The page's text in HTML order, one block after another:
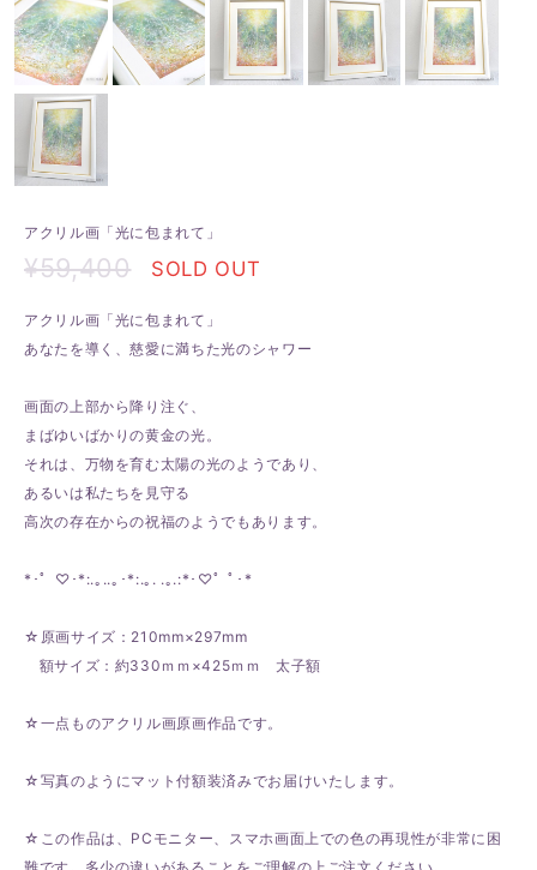
アクリル画「光に包まれて」
¥59,400 SOLD OUT
アクリル画「光に包まれて」
あなたを導く、慈愛に満ちた光のシャワー
画面の上部から降り注ぐ、
まばゆいばかりの黄金の光。
それは、万物を育む太陽の光のようであり、
あるいは私たちを見守る
高次の存在からの祝福のようでもあります。
*･゜♡･*:.｡..｡･*:.｡. .｡.:*･♡゜ﾟ･*
☆原画サイズ：210mm×297mm
額サイズ：約330ｍｍ×425ｍｍ 太子額
☆一点ものアクリル画原画作品です。
☆写真のようにマット付額装済みでお届けいたします。
☆この作品は、PCモニター、スマホ画面上での色の再現性が非常に困